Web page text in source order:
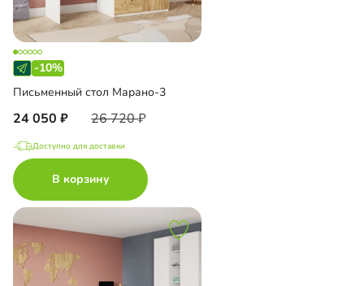
-10%
Письменный стол Марано-3
24 050 26 720
Доступно для доставки
В корзину